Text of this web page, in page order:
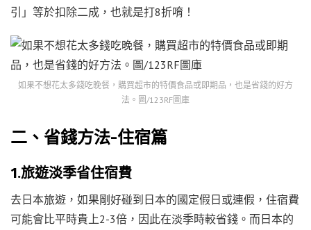
引」等於扣除二成，也就是打8折唷！
如果不想花太多錢吃晚餐，購買超市的特價食品或即期品，也是省錢的好方
法。圖/123RF圖庫
二、省錢方法-住宿篇
1.旅遊淡季省住宿費
去日本旅遊，如果剛好碰到日本的國定假日或連假，住宿費
可能會比平時貴上2-3倍，因此在淡季時較省錢。而日本的